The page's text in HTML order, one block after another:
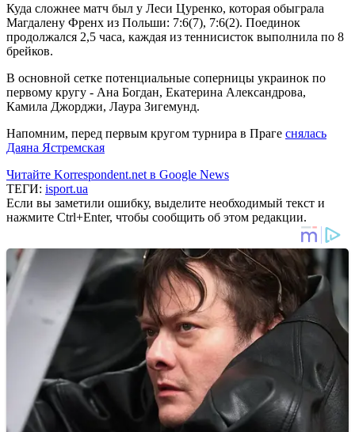
Куда сложнее матч был у Леси Цуренко, которая обыграла
Магдалену Френх из Польши: 7:6(7), 7:6(2). Поединок
продолжался 2,5 часа, каждая из теннисисток выполнила по 8
брейков.
В основной сетке потенциальные соперницы украинок по
первому кругу - Ана Богдан, Екатерина Александрова,
Камила Джорджи, Лаура Зигемунд.
Напомним, перед первым кругом турнира в Праге снялась
Даяна Ястремская
Читайте Korrespondent.net в Google News
ТЕГИ: isport.ua
Если вы заметили ошибку, выделите необходимый текст и
нажмите Ctrl+Enter, чтобы сообщить об этом редакции.